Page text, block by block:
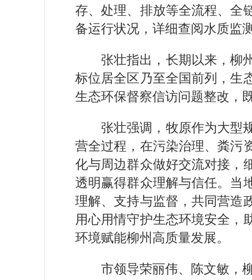
存、处理、排放等全流程、全
备运行状况，详细查阅水质监
张壮指出，长期以来，柳
标位居全区乃至全国前列，生
生态环保督察信访问题整改，
张壮强调，牧原作为大型
营全过程，在污染治理、粪污
化与周边群众做好交流对接，
透明赢得群众理解与信任。当
理解、支持与监督，共同营造
用心用情守护生态环境安全，
环境赋能柳州高质量发展。
市领导荣丽伟、陈文敏，